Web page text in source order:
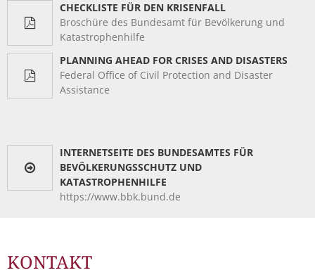
CHECKLISTE FÜR DEN KRISENFALL
Broschüre des Bundesamt für Bevölkerung und
Katastrophenhilfe
PLANNING AHEAD FOR CRISES AND DISASTERS
Federal Office of Civil Protection and Disaster
Assistance
INTERNETSEITE DES BUNDESAMTES FÜR
BEVÖLKERUNGSSCHUTZ UND
KATASTROPHENHILFE
https://www.bbk.bund.de
KONTAKT